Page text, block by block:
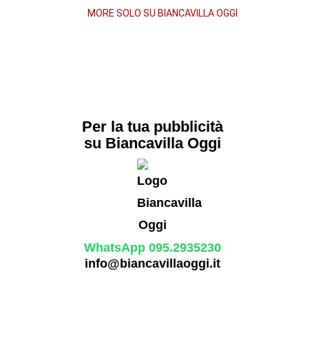
morteMORE SOLO SU BIANCAVILLA OGGI
Per la tua pubblicità
su Biancavilla Oggi
WhatsApp 095.2935230
info@biancavillaoggi.it